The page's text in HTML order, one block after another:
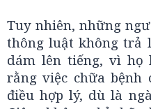
Tuy nhiên, những
thông luật không trả
dám lên tiếng, vì
rằng việc chữa bệnh
điều hợp lý, dù là